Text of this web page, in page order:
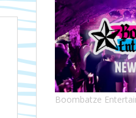
Boombatze